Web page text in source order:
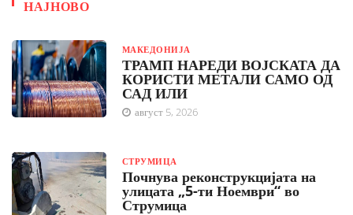
НАЈНОВО
МАКЕДОНИЈА
ТРАМП НАРЕДИ ВОЈСКАТА ДА
КОРИСТИ МЕТАЛИ САМО ОД
САД ИЛИ
август 5, 2026
СТРУМИЦА
Почнува реконструкцијата на
улицата „5-ти Ноември“ во
Струмица